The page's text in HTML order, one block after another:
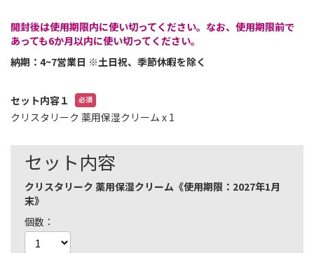
開封後は使用期限内に使い切ってください。なお、使用期限前で
あっても6か月以内に使い切ってください。
納期：4~7営業日 ※土日祝、季節休暇を除く
移
動
す
る
セット内容１
クリスタリーク 薬用保湿クリーム x 1
セット内容
クリスタリーク 薬用保湿クリーム《使用期限：2027年1月
末》
個数